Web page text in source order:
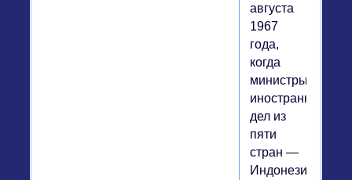
августа
1967
года,
когда
министры
иностранных
дел из
пяти
стран —
Индонезии,